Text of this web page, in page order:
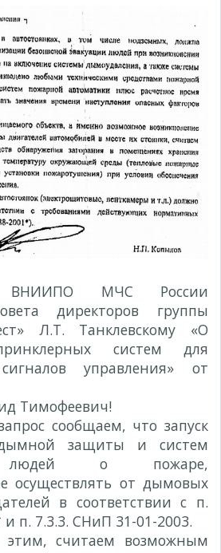
МЧС России
директоров группы
Л.Т. Танклевскому «О
систем для
управления» от
Тимофеевич!
сообщаем, что запуск
защиты и систем
людей о пожаре,
осуществлять от дымовых
в соответствии с п.
п. 7.3.3. СНиП 31-01-2003.
этим, считаем возможным